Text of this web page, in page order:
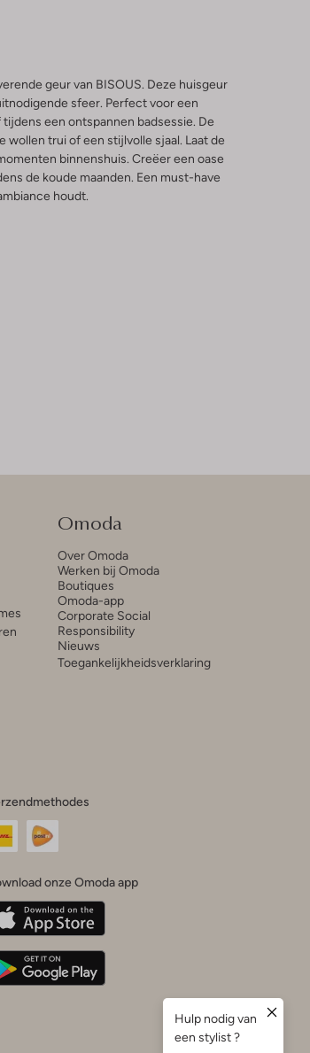
geur van BISOUS. Deze huisgeur
sfeer. Perfect voor een
een ontspannen badsessie. De
trui of een stijlvolle sjaal. Laat de
binnenshuis. Creëer een oase
de koude maanden. Een must-have
houdt.
Omoda
Over Omoda
Werken bij Omoda
Boutiques
Omoda-app
Corporate Social
Responsibility
Nieuws
Toegankelijkheidsverklaring
onze Omoda app